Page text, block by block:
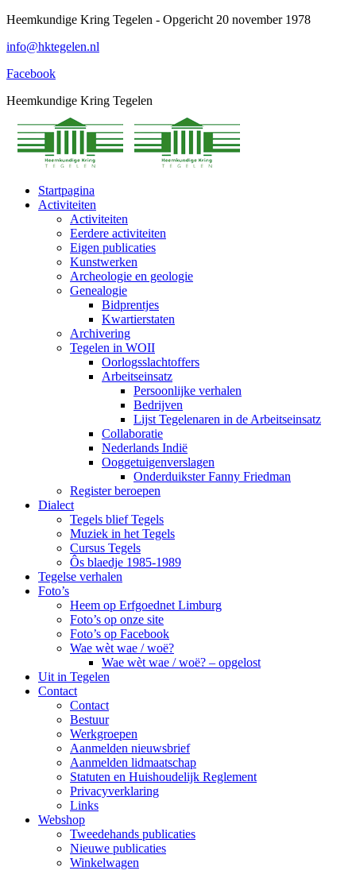
Spring
content
Heemkundige Kring Tegelen - Opgericht 20 november 1978
info@hktegelen.nl
Facebook
Heemkundige Kring Tegelen
Startpagina
Activiteiten
Activiteiten
Eerdere activiteiten
Eigen publicaties
Kunstwerken
Archeologie en geologie
Genealogie
Bidprentjes
Kwartierstaten
Archivering
Tegelen in WOII
Oorlogsslachtoffers
Arbeitseinsatz
Persoonlijke verhalen
Bedrijven
Lijst Tegelenaren in de Arbeitseinsatz
Collaboratie
Nederlands Indië
Ooggetuigenverslagen
Onderduikster Fanny Friedman
Register beroepen
Dialect
Tegels blief Tegels
Muziek in het Tegels
Cursus Tegels
Ôs blaedje 1985-1989
Tegelse verhalen
Foto’s
Heem op Erfgoednet Limburg
Foto’s op onze site
Foto’s op Facebook
Wae wèt wae / woë?
Wae wèt wae / woë? – opgelost
Uit in Tegelen
Contact
Contact
Bestuur
Werkgroepen
Aanmelden nieuwsbrief
Aanmelden lidmaatschap
Statuten en Huishoudelijk Reglement
Privacyverklaring
Links
Webshop
Tweedehands publicaties
Nieuwe publicaties
Winkelwagen